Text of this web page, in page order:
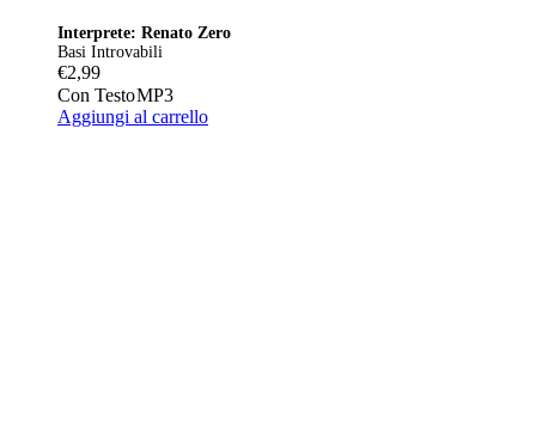
Interprete: Renato Zero
Basi Introvabili
€2,99
Con TestoMP3
Aggiungi al carrello